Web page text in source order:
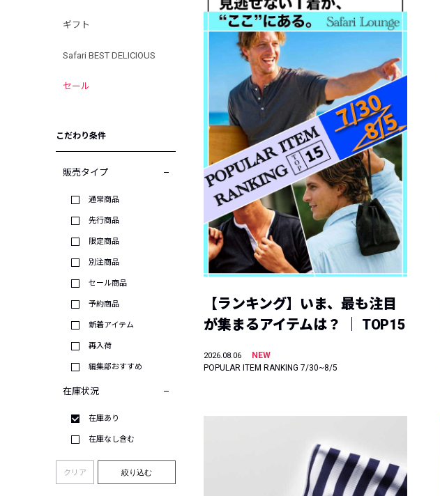
ギフト
Safari BEST DELICIOUS
セール
こだわり条件
販売タイプ
通常商品
先行商品
限定商品
別注商品
セール商品
予約商品
新着アイテム
再入荷
編集部おすすめ
在庫状況
在庫あり
在庫なし含む
クリア 絞り込む
【ランキング】いま、最も注目
が集まるアイテムは？ ｜ TOP15
2026.08.06
NEW
POPULAR ITEM RANKING 7/30~8/5